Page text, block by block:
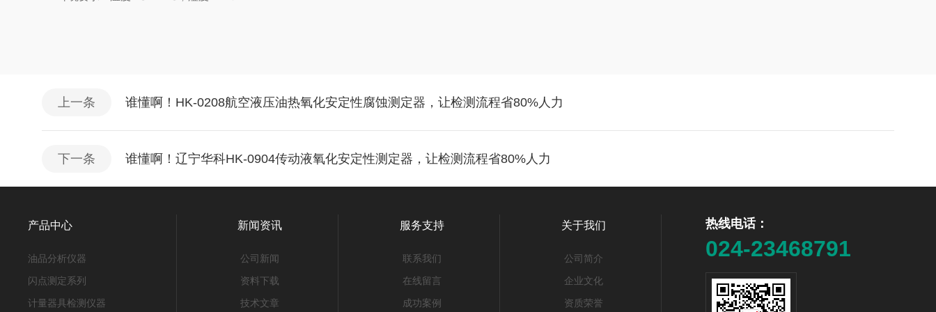
上一条 谁懂啊！HK-0208航空液压油热氧化安定性腐蚀测定器，让检测流程省80%人力
下一条 谁懂啊！辽宁华科HK-0904传动液氧化安定性测定器，让检测流程省80%人力
热线电话：
024-23468791
产品中心
油品分析仪器
闪点测定系列
计量器具检测仪器
新闻资讯
公司新闻
资料下载
技术文章
服务支持
联系我们
在线留言
成功案例
关于我们
公司简介
企业文化
资质荣誉